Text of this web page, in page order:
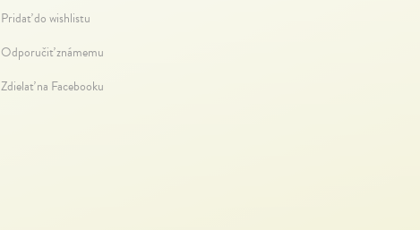
Pridať do wishlistu
Odporučiť známemu
Zdielať na Facebooku